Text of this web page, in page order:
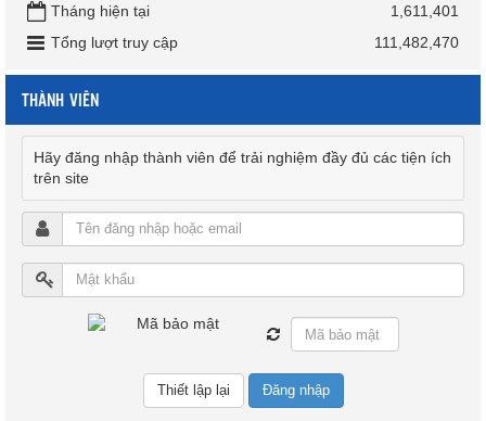
Tháng hiện tại
1,611,401
Tổng lượt truy cập
111,482,470
THÀNH VIÊN
Hãy đăng nhập thành viên để trải nghiệm đầy đủ các tiện ích
trên site
Đăng nhập